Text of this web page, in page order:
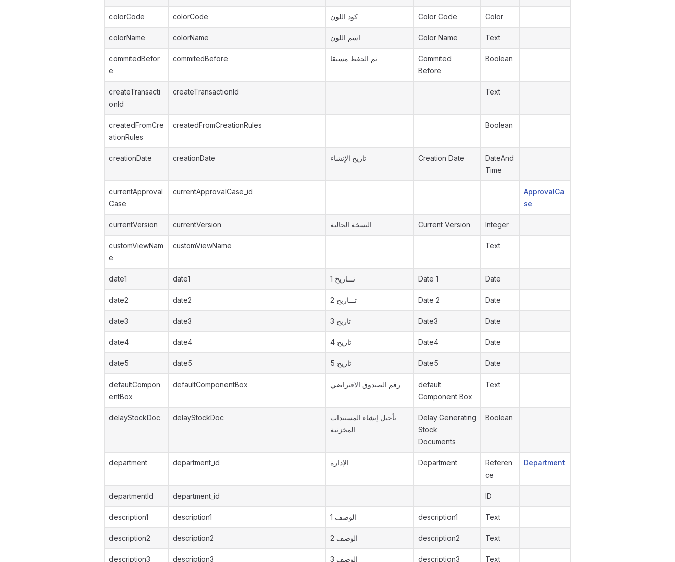
colorCode colorCode كود اللون Color Code Color
colorName colorName اسم اللون Color Name Text
commitedBefor
e
commitedBefore تم الحفظ مسبقا
Commited
Before
Boolean
createTransacti
onId
createTransactionId Text
createdFromCre
ationRules
createdFromCreationRules Boolean
creationDate creationDate تاريخ الإنشاء Creation Date
DateAnd
Time
currentApproval
Case
currentApprovalCase_id
ApprovalCa
se
currentVersion currentVersion النسخة الحالية Current Version Integer
customViewNam
e
customViewName Text
date1 date1 تـــاريخ 1 Date 1 Date
date2 date2 تـــاريخ 2 Date 2 Date
date3 date3 تاريخ 3 Date3 Date
date4 date4 تاريخ 4 Date4 Date
date5 date5 تاريخ 5 Date5 Date
defaultCompon
entBox
defaultComponentBox رقم الصندوق الافتراضي
default
Component Box
Text
delayStockDoc delayStockDoc
تأجيل إنشاء المستندات
المخزنية
Delay Generating
Stock
Documents
Boolean
department department_id الإدارة Department
Referen
ce
Department
departmentId department_id ID
description1 description1 الوصف 1 description1 Text
description2 description2 الوصف 2 description2 Text
description3 description3 الوصف 3 description3 Text